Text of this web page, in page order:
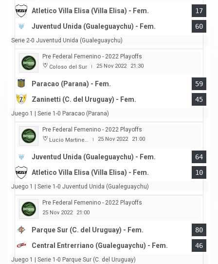
Atletico Villa Elisa (Villa Elisa) - Fem.
17
Juventud Unida (Gualeguaychu) - Fem.
60
Serie 2-0 Juventud Unida (Gualeguaychu)
Pre Federal Femenino - 2022 Playoffs
Coloso del Sur | 25 Nov 2022 21:30
Paracao (Parana) - Fem.
59
Zaninetti (C. del Uruguay) - Fem.
45
Juego 1 | Serie 1-0 Paracao (Parana)
Pre Federal Femenino - 2022 Playoffs
Lucio Martinez Garbino | 25 Nov 2022 21:00
Juventud Unida (Gualeguaychu) - Fem.
64
Atletico Villa Elisa (Villa Elisa) - Fem.
10
Juego 1 | Serie 1-0 Juventud Unida (Gualeguaychu)
Pre Federal Femenino - 2022 Playoffs
25 Nov 2022 21:00
Parque Sur (C. del Uruguay) - Fem.
80
Central Entrerriano (Gualeguaychu) - Fem.
46
Juego 1 | Serie 1-0 Parque Sur (C. del Uruguay)